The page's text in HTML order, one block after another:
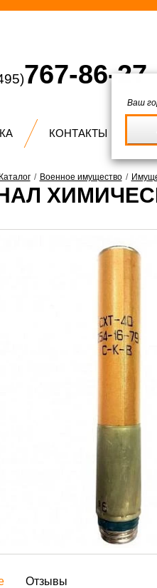
767-86-27
Ваш
КОНТАКТЫ
Каталог / Военное имущество /
Отзывы